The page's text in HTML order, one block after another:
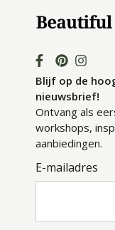
Blijf op de
nieuwsbrief!
Ontvang als
workshops,
aanbiedingen.
E-mailadres